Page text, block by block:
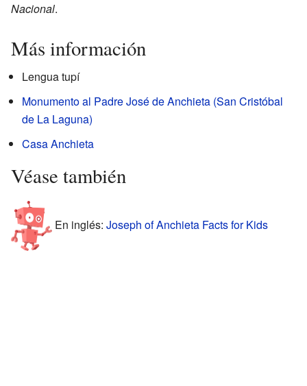
Nacional.
Más información
Lengua tupí
Monumento al Padre José de Anchieta (San Cristóbal
de La Laguna)
Casa Anchieta
Véase también
En inglés: Joseph of Anchieta Facts for Kids